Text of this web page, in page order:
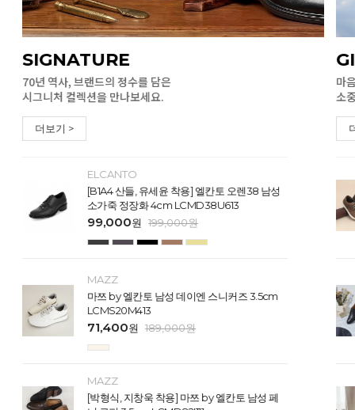
SIGNATURE
70년 역사, 브랜드의 정수를 담은
시그니처 컬렉션을 만나보세요.
더보기 >
ELCANTO
[B1A4 산들, 유세윤 착용] 엘칸토 오렌38 남성
소가죽 정장화 4cm LCMD38U613
99,000원 199,000원
MAZZ
마쯔 by 엘칸토 남성 데이엔 스니커즈 3.5cm
LCMS20M413
71,400원 189,000원
MAZZ
[박형식, 지창욱 착용] 마쯔 by 엘칸토 남성 페
마
소